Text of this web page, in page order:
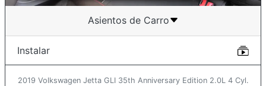
Asientos de Carro
Instalar
2019 Volkswagen Jetta GLI 35th Anniversary Edition 2.0L 4 Cyl.